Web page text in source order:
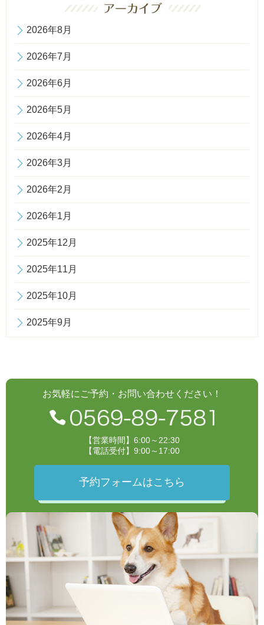
2026年8月
2026年7月
2026年6月
2026年5月
2026年4月
2026年3月
2026年2月
2026年1月
2025年12月
2025年11月
2025年10月
2025年9月
お気軽にご予約・お問い合わせください！
【営業時間】6:00～22:30
【電話受付】9:00～17:00
予約フォームはこちら